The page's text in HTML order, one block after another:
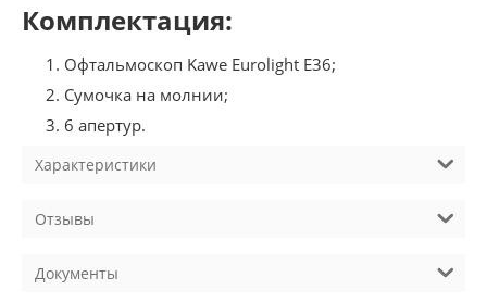
Комплектация:
Офтальмоскоп Kawe Eurolight E36;
Сумочка на молнии;
6 апертур.
Характеристики
Отзывы
Документы